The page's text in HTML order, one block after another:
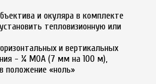
и окуляра в комплекте
тепловизионную или
и вертикальных
- ¼ MOA (7 мм на 100 м),
положение «ноль»